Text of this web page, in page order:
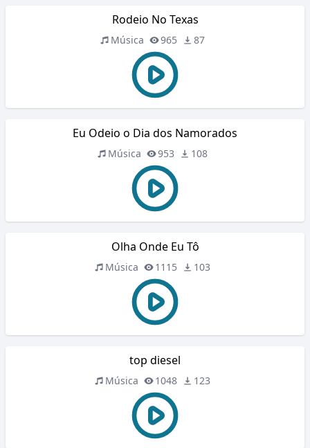
Rodeio No Texas
Música 965 87
Eu Odeio o Dia dos Namorados
Música 953 108
Olha Onde Eu Tô
Música 1115 103
top diesel
Música 1048 123